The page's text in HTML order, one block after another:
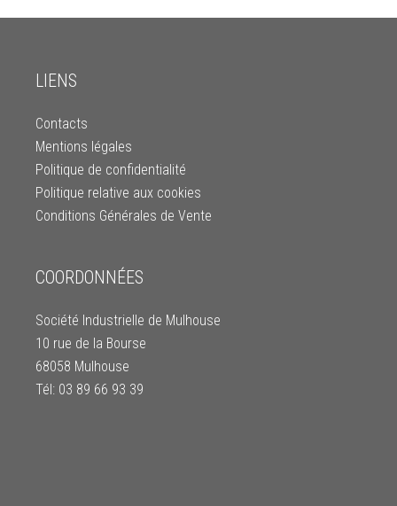
LIENS
Contacts
Mentions légales
Politique de confidentialité
Politique relative aux cookies
Conditions Générales de Vente
COORDONNÉES
Société Industrielle de Mulhouse
10 rue de la Bourse
68058 Mulhouse
Tél: 03 89 66 93 39